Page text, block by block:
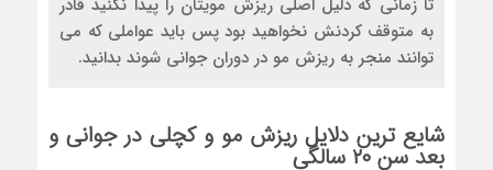
تا زمانی که دلیل اصلی ریزش مویتان را پیدا نکنید قادر
به متوقف کردنش نخواهید بود پس باید عواملی که می
توانند منجر به ریزش مو در دوران جوانی شوند بدانید.
شایع ترین دلایل ریزش مو و کچلی در جوانی و
بعد سن ۲۰ سالگی